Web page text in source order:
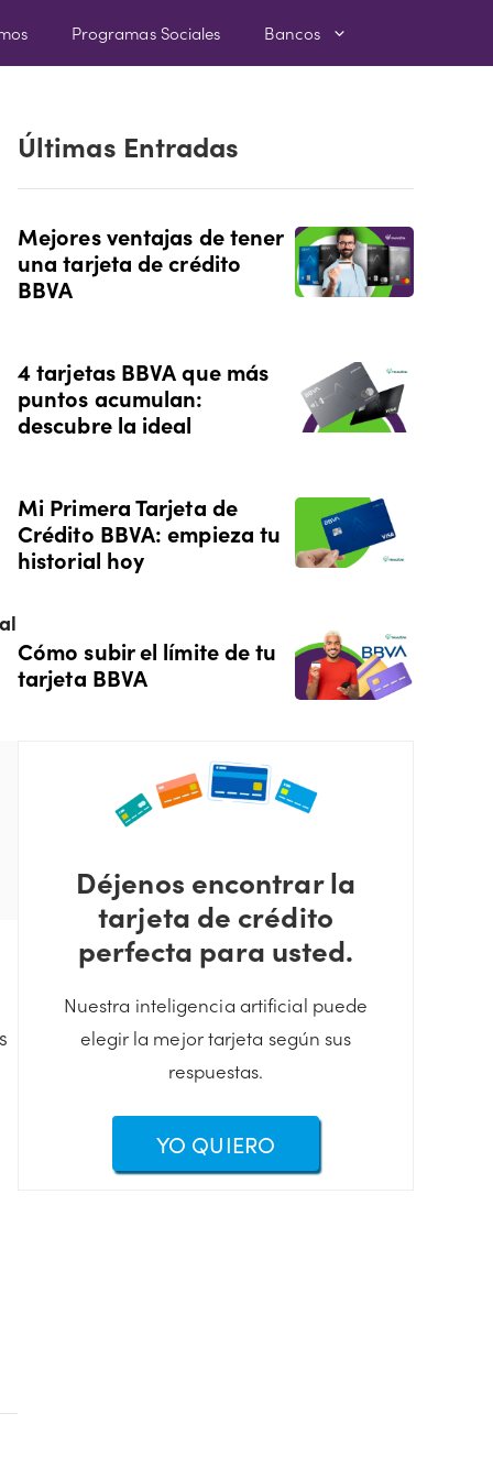
Programas Sociales Bancos
Últimas Entradas
Mejores ventajas de tener
una tarjeta de crédito
BBVA
4 tarjetas BBVA que más
puntos acumulan:
descubre la ideal
Mi Primera Tarjeta de
Crédito BBVA: empieza tu
historial hoy
Cómo subir el límite de tu
tarjeta BBVA
Déjenos encontrar la
tarjeta de crédito
perfecta para usted.
Nuestra inteligencia artificial puede
elegir la mejor tarjeta según sus
respuestas.
YO QUIERO